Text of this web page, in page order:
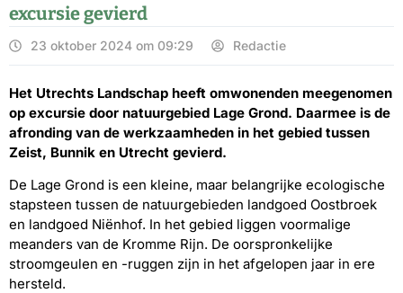
excursie gevierd
23 oktober 2024 om 09:29 Redactie
Het Utrechts Landschap heeft omwonenden meegenomen
op excursie door natuurgebied Lage Grond. Daarmee is de
afronding van de werkzaamheden in het gebied tussen
Zeist, Bunnik en Utrecht gevierd.
De Lage Grond is een kleine, maar belangrijke ecologische
stapsteen tussen de natuurgebieden landgoed Oostbroek
en landgoed Niënhof. In het gebied liggen voormalige
meanders van de Kromme Rijn. De oorspronkelijke
stroomgeulen en -ruggen zijn in het afgelopen jaar in ere
hersteld.